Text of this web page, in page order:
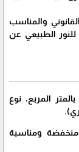
والمناسب
الطبيعي عن
المربع، نوع
منخفضة ومناسبة